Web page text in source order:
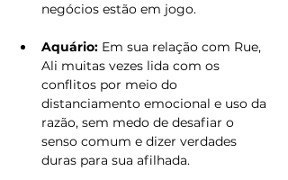
negócios estão em jogo.
Aquário: Em sua relação com Rue,
Ali muitas vezes lida com os
conflitos por meio do
distanciamento emocional e uso da
razão, sem medo de desafiar o
senso comum e dizer verdades
duras para sua afilhada.